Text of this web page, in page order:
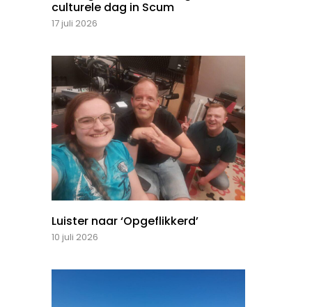
culturele dag in Scum
17 juli 2026
Luister naar ‘Opgeflikkerd’
10 juli 2026